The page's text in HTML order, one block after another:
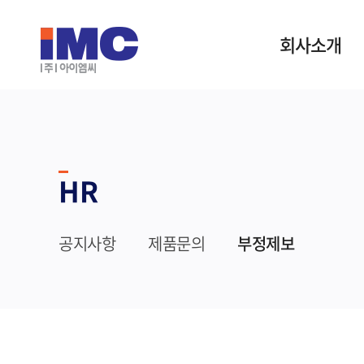
회사소개
HR
공지사항 제품문의 부정제보